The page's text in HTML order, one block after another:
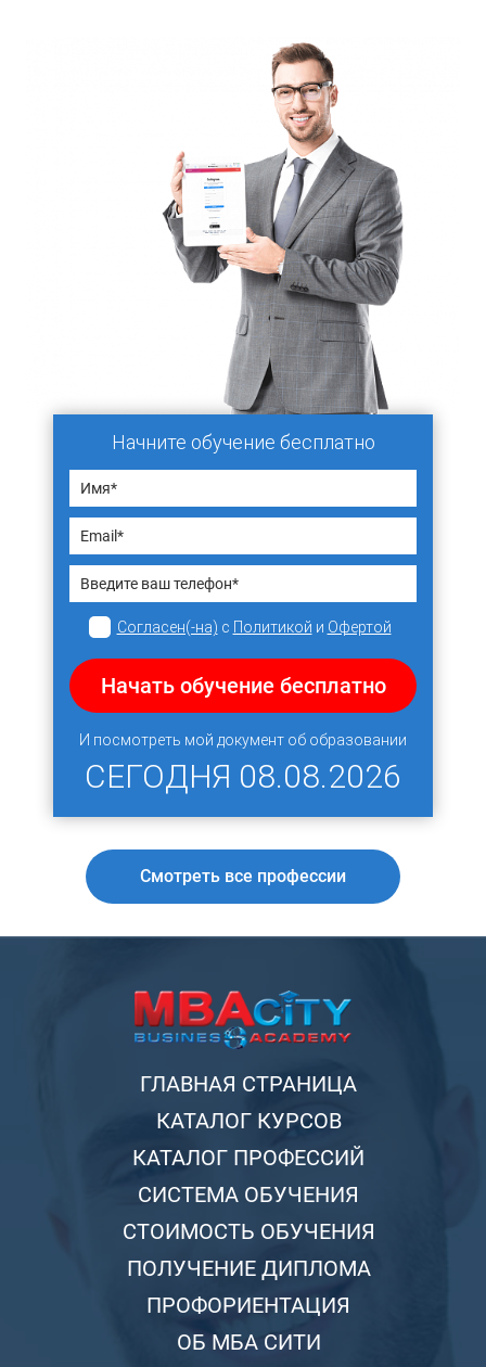
Начните обучение бесплатно
Согласен(-на) с Политикой и Офертой
Начать обучение бесплатно
И посмотреть мой документ об образовании
СЕГОДНЯ 08.08.2026
Смотреть все профессии
ГЛАВНАЯ СТРАНИЦА
КАТАЛОГ КУРСОВ
КАТАЛОГ ПРОФЕССИЙ
СИСТЕМА ОБУЧЕНИЯ
СТОИМОСТЬ ОБУЧЕНИЯ
ПОЛУЧЕНИЕ ДИПЛОМА
ПРОФОРИЕНТАЦИЯ
ОБ МБА СИТИ